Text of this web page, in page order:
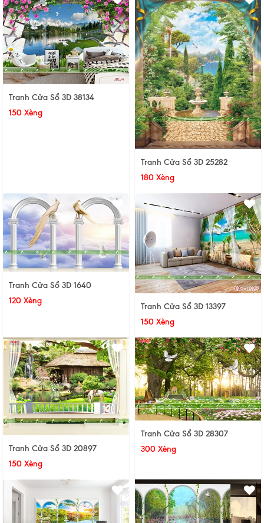
Tranh Cửa Sổ 3D 38134
150 Xèng
Tranh Cửa Sổ 3D 25282
180 Xèng
Tranh Cửa Sổ 3D 1640
120 Xèng
Tranh Cửa Sổ 3D 13397
150 Xèng
Tranh Cửa Sổ 3D 20897
150 Xèng
Tranh Cửa Sổ 3D 28307
300 Xèng